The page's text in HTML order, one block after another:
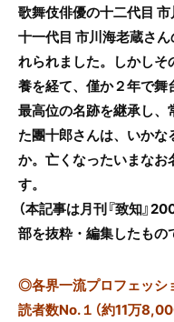
歌舞伎俳優の十二代目
十一代目 市川海老蔵さ
れられました。しかし
養を経て、僅か２年で
最高位の名跡を継承し、
た團十郎さんは、いか
か。亡くなったいまなお
す。
（本記事は月刊『致知』
部を抜粋・編集したもの
◎各界一流プロフェッ
読者数No.１（約11万